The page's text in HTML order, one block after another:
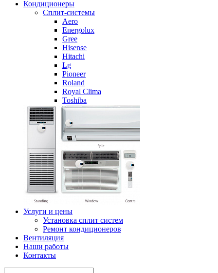
Кондиционеры
Сплит-системы
Aero
Energolux
Gree
Hisense
Hitachi
Lg
Pioneer
Roland
Royal Clima
Toshiba
Услуги и цены
Установка сплит систем
Ремонт кондиционеров
Вентиляция
Наши работы
Контакты